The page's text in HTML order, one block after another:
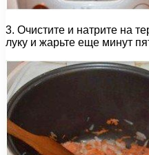
3. Очистите и натрите на
луку и жарьте еще минут